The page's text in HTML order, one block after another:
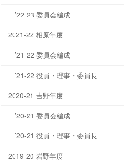
’22-23 委員会編成
2021-22 相原年度
’21-22 委員会編成
’21-22 役員・理事・委員長
2020-21 吉野年度
’20-21 委員会編成
’20-21 役員・理事・委員長
2019-20 岩野年度